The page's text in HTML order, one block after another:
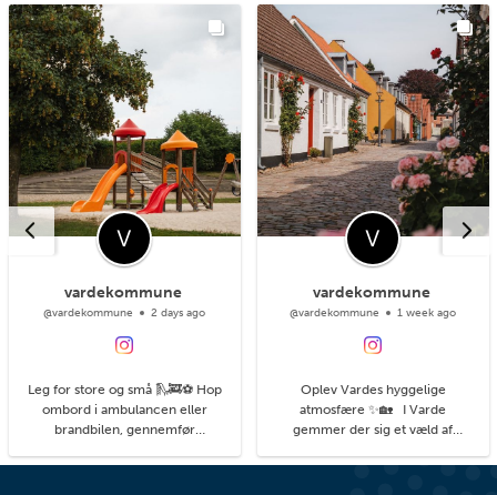
vardekommune
@vardekommune 2 days ago
Leg for store og små 🛝🚒⚽ Hop
ombord i ambulancen eller
brandbilen, gennemfør
du kan. På legepladsen i
vardekommune
@vardekommune 1 week ago
Oplev Vardes hyggelige
atmosfære ✨🏡 I Varde
gemmer der sig et væld af
detaljer, du kan få øje på, når du